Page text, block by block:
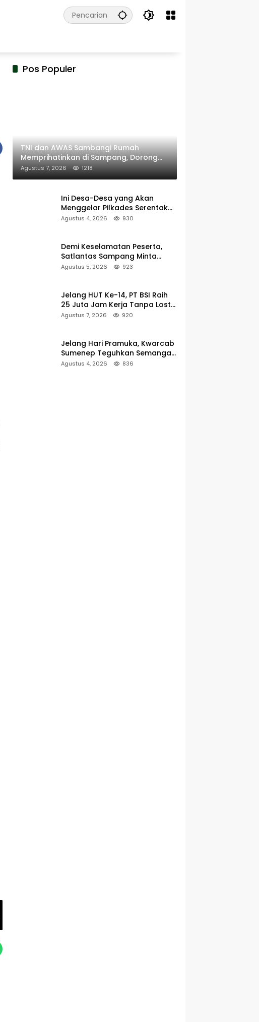
Pos Populer
TNI dan AWAS Sambangi Rumah
Memprihatinkan di Sampang, Dorong
Pemerintah Beri Bantuan RTLH
Agustus 7, 2026 1218
Ini Desa-Desa yang Akan
Menggelar Pilkades Serentak
2027 di Kabupaten Sumenep
Agustus 4, 2026 930
Demi Keselamatan Peserta,
Satlantas Sampang Minta
Latihan Gerak Jalan Pindah ke
Agustus 5, 2026 923
Jelang HUT Ke-14, PT BSI Raih
25 Juta Jam Kerja Tanpa Lost-
Time Injury
Agustus 7, 2026 920
Jelang Hari Pramuka, Kwarcab
Sumenep Teguhkan Semangat
Pengabdian Lewat Ziarah
Agustus 4, 2026 836